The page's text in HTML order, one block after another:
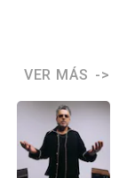
VER MÁS